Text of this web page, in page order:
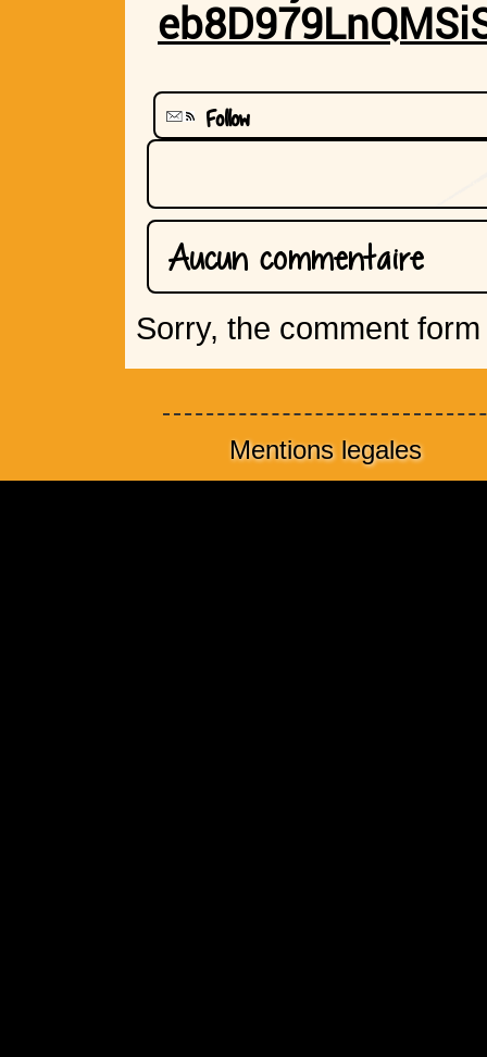
Follow
Aucun commentaire
Sorry, the comment
Mentions legales